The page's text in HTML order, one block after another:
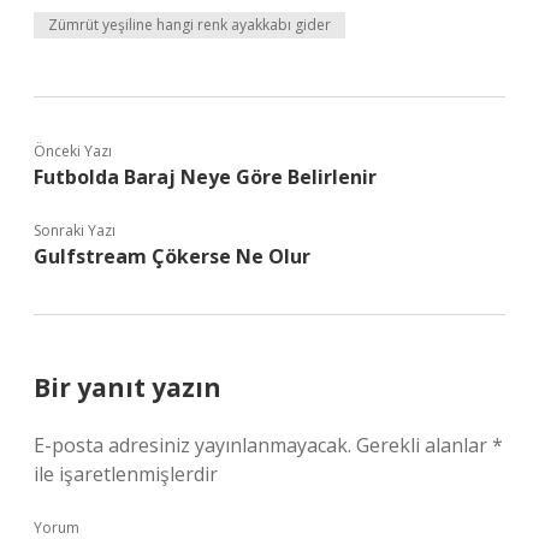
Zümrüt yeşiline hangi renk ayakkabı gider
Önceki Yazı
Futbolda Baraj Neye Göre Belirlenir
Sonraki Yazı
Gulfstream Çökerse Ne Olur
Bir yanıt yazın
E-posta adresiniz yayınlanmayacak. Gerekli alanlar*
ile işaretlenmişlerdir
Yorum